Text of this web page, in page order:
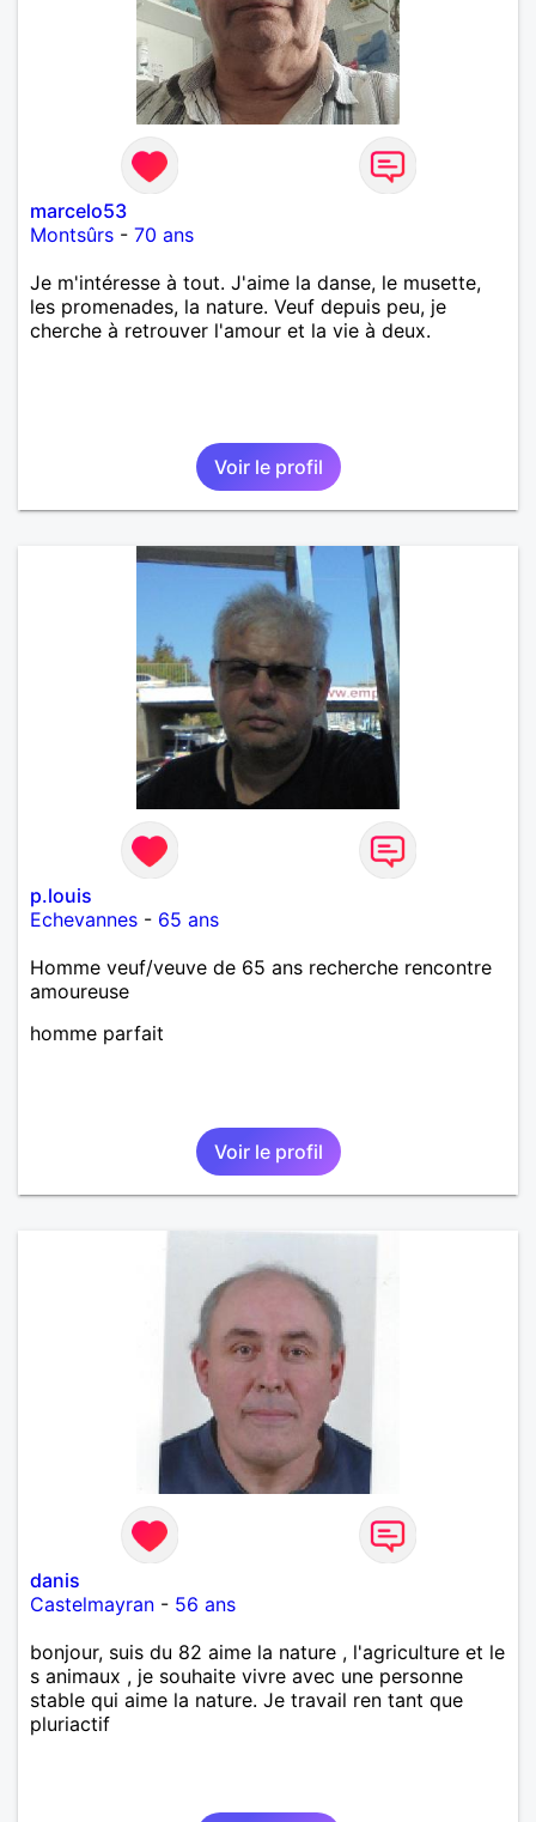
marcelo53
Montsûrs - 70 ans
Je m'intéresse à tout. J'aime la danse, le musette,
les promenades, la nature. Veuf depuis peu, je
cherche à retrouver l'amour et la vie à deux.
Voir le profil
p.louis
Echevannes - 65 ans
Homme veuf/veuve de 65 ans recherche rencontre
amoureuse
homme parfait
Voir le profil
danis
Castelmayran - 56 ans
bonjour, suis du 82 aime la nature , l'agriculture et le
s animaux , je souhaite vivre avec une personne
stable qui aime la nature. Je travail ren tant que
pluriactif